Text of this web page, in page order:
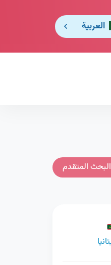
العربية
البحث المتقدم